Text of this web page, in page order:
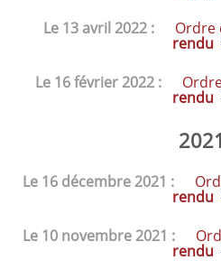
Le 13 avril 2022 :
Ordre
rendu
Le 16 février 2022 :
rendu
2021
Le 16 décembre 2021 :
rendu
Le 10 novembre 2021 :
rendu